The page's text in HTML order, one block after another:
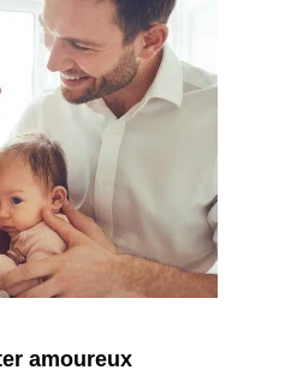
amoureux